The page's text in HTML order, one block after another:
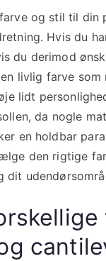
og stil til din
Hvis du
du derimod
livlig farve
lidt
da nogle
en holdbar
den rigtige
dit